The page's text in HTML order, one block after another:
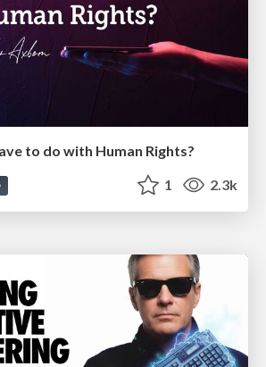
to do with Human Rights?
1 2.3k